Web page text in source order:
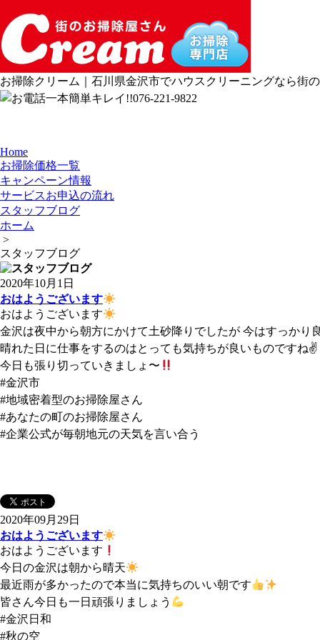
お掃除クリーム｜石川県金沢市でハウスクリーニングなら街
Home
お掃除価格一覧
キャンペーン情報
サービスお申込の流れ
スタッフブログ
ホーム
>
スタッフブログ
2020年10月1日
おはようございます
おはようございます
金沢は夜中から朝方にかけて土砂降りでしたが 今はすっかり
晴れた日に仕事をするのはとっても気持ちが良いものですね✌️
今日も張り切っていきましょ〜
#金沢市
#地域密着型のお掃除屋さん
#あなたの町のお掃除屋さん
#企業公式が毎朝地元の天気を言い合う
2020年09月29日
おはようございます
おはようございます
今日の金沢は朝から晴天
最近雨が多かったので本当に気持ちのいい朝です
皆さん今日も一日頑張りましょう
#金沢日和
#秋の空